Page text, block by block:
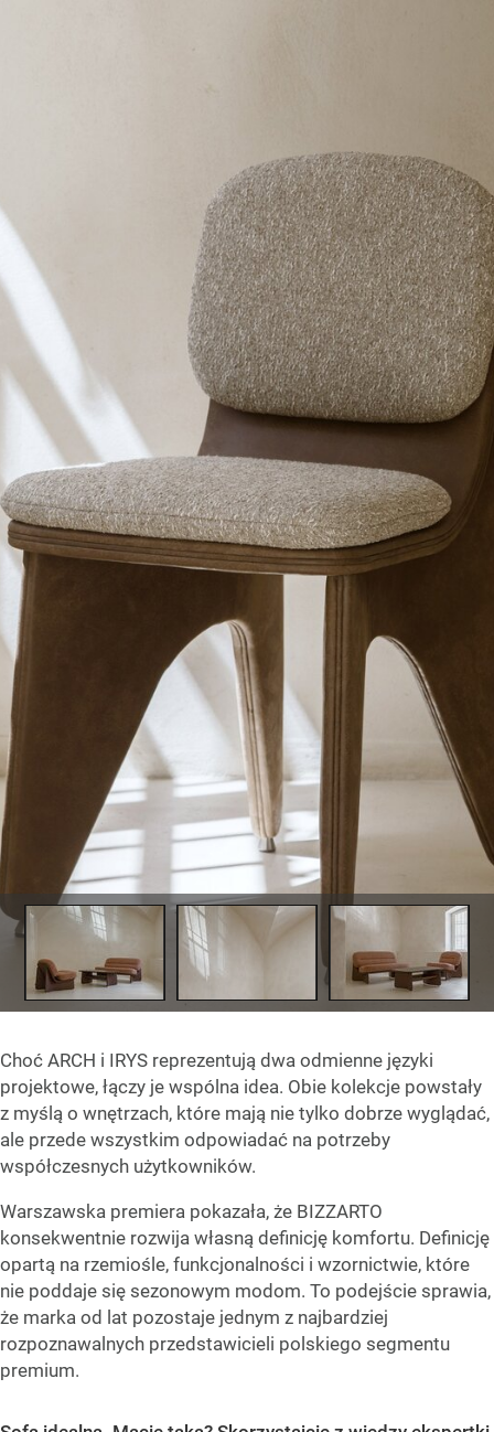
Choć ARCH i IRYS reprezentują dwa odmienne języki
projektowe, łączy je wspólna idea. Obie kolekcje powstały
z myślą o wnętrzach, które mają nie tylko dobrze wyglądać,
ale przede wszystkim odpowiadać na potrzeby
współczesnych użytkowników.
Warszawska premiera pokazała, że BIZZARTO
konsekwentnie rozwija własną definicję komfortu. Definicję
opartą na rzemiośle, funkcjonalności i wzornictwie, które
nie poddaje się sezonowym modom. To podejście sprawia,
że marka od lat pozostaje jednym z najbardziej
rozpoznawalnych przedstawicieli polskiego segmentu
premium.